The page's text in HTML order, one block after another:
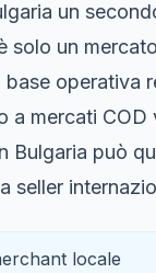
un
solo un
base operativa
a mercati COD
Bulgaria può
seller
locale